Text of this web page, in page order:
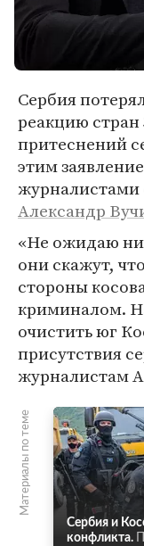
Сербия
реакцию
притеснений
этим
журналистами
Александр
«Не ожидаю
они скажут,
стороны
криминалом.
очистить юг
присутствия
журналистам
Материалы по теме
Сербия и
конфликта.